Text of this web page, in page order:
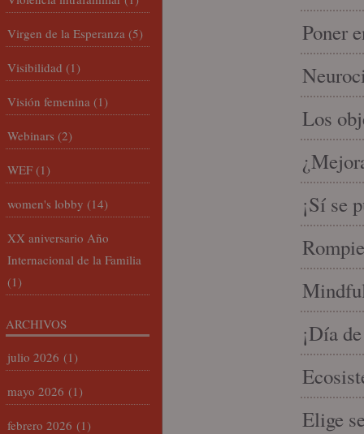
Poner
Los
¡Sí se
¡Día
Elige
Virgen de la Esperanza (5)
Visibilidad (1)
Visión femenina (1)
Webinars (2)
WEF (1)
women's lobby (14)
XX aniversario Año
Internacional de la Familia
(1)
ARCHIVOS
julio 2026 (1)
mayo 2026 (1)
febrero 2026 (1)